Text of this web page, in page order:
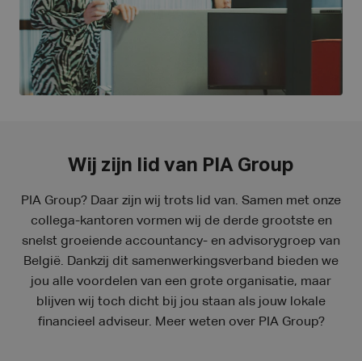
Wij zijn lid van PIA Group
PIA Group? Daar zijn wij trots lid van. Samen met onze
collega-kantoren vormen wij de derde grootste en
snelst groeiende accountancy- en advisorygroep van
België. Dankzij dit samenwerkingsverband bieden we
jou alle voordelen van een grote organisatie, maar
blijven wij toch dicht bij jou staan als jouw lokale
financieel adviseur. Meer weten over PIA Group?